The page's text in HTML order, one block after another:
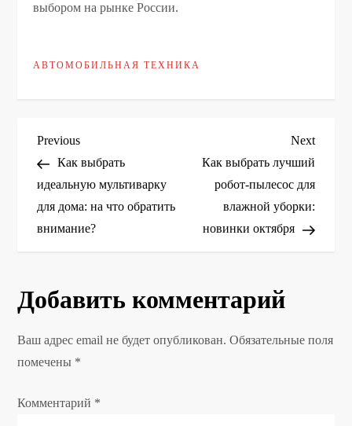
выбором на рынке России.
АВТОМОБИЛЬНАЯ ТЕХНИКА
Н
а
в
г
а
ц
и
Previous
Post
Previous
Как выбрать
идеальную мультиварку
для дома: на что обратить
внимание?
Next
Post
Next
Как выбрать лучший
робот-пылесос для
влажной уборки:
новинки октября
Добавить комментарий
Ваш адрес email не будет опубликован. Обязательные поля
помечены *
Комментарий *